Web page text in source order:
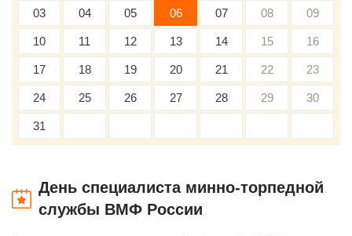
03 04 05 06 07 08 09
10 11 12 13 14 15 16
17 18 19 20 21 22 23
24 25 26 27 28 29 30
31
День специалиста минно-торпедной
службы ВМФ России